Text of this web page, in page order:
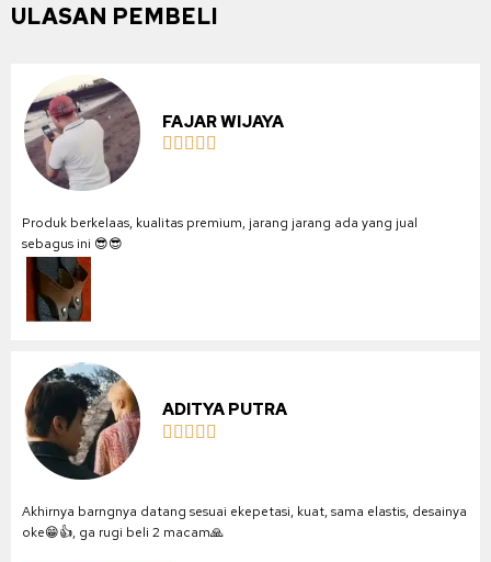
ULASAN PEMBELI
FAJAR WIJAYA
    
Produk berkelaas, kualitas premium, jarang jarang ada yang jual
sebagus ini 😎😎
ADITYA PUTRA
    
Akhirnya barngnya datang sesuai ekepetasi, kuat, sama elastis, desainya
oke😁👍, ga rugi beli 2 macam🙏